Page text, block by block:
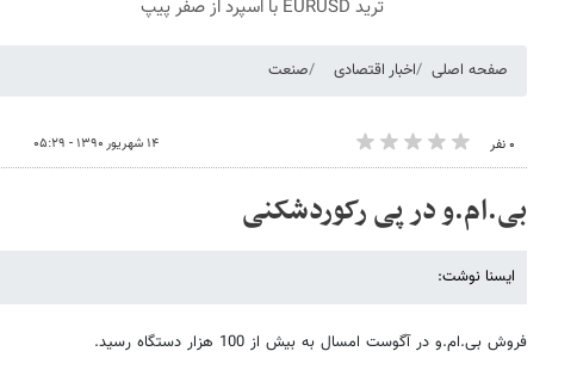
ترید EURUSD با اسپرد از صفر پیپ
صفحه اصلی اخبار اقتصادی صنعت
۰ نفر ۱۴ شهریور ۱۳۹۰ - ۰۵:۲۹
بی.ام.و در پی رکوردشکنی
ایسنا نوشت:
فروش بی.ام.و در آگوست امسال به بیش از 100 هزار دستگاه رسید.